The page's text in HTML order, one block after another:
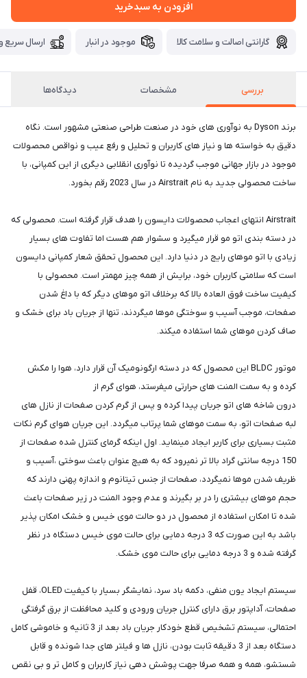
افزودن به سبدخرید
گارانتی اصالت و سلامت کالا موجود در انبار ارسال سریع
بررسی مشخصات دیدگاه‌ها
برند Dyson به نوآوری های خود در صنعت طراحی صنعتی مشهور است. نگاه
دقیق به خواسته ها و نیاز های کاربران و تحلیل و رفع عیب و نواقص محصولات
موجود در بازار جهانی موجب گردیده تا نوآوری انقلابی دیگری از این کمپانی، با
ساخت محصولی جدید به نام Airstrait در سال 2023 رقم بخورد.
Airstrait انتهای اعجاب محصولات دایسون را هدف قرار گرفته است. محصولی که
در دسته بندی اتو مو قرار میگیرد و سشوار هم هست اما تفاوت های بسیار
زیادی با اتو موهای رایج در دنیا دارد. این محصول تحقق شعار کمپانی دایسون
است که سلامتی کاربران خود، برایش از همه چیز مهمتر است. محصولی با
کیفیت ساخت فوق العاده بالا که برخلاف اتو موهای دیگر که با داغ شدن
صفحات، موجب آسیب و سوختگی موها میگردند، تنها از جریان باد برای خشک و
صاف کردن موهای شما استفاده میکند.
موتور BLDC این محصول که در دسته ارگونومیک آن قرار دارد، هوا را مکش
کرده و به سمت المنت های حرارتی میفرستد، هوای گرم از
درون شاخه های اتو جریان پیدا کرده و پس از گرم کردن صفحات از نازل های
لبه صفحات اتو، به سمت موهای شما پرتاب میگردد. این جریان هوای گرم نکات
مثبت بسیاری برای کاربر ایجاد مینماید. اول اینکه گرمای کنترل شده صفحات از
150 درجه سانتی گراد بالا تر نمیرود که به هیچ عنوان باعث سوختی ،آسیب و
ظریف شدن موها نمیگردد، صفحات از جنس تیتانوم و اندازه پهنی دارند که
حجم موهای بیشتری را در بر بگیرند و عدم وجود المنت در زیر صفحات باعث
شده تا امکان استفاده از محصول در دو حالت موی خیس و خشک امکان پذیر
باشد به این صورت که 3 درجه دمایی برای حالت موی خیس دستگاه در نظر
گرفته شده و 3 درجه دمایی برای حالت موی خشک.
سیستم ایجاد یون منفی، دکمه باد سرد، نمایشگر بسیار با کیفیت OLED، قفل
صفحات، آداپتور برق دارای کنترل جریان ورودی و کلید محافظت از برق گرفتگی
احتمالی، سیستم تشخیص قطع خودکار جریان باد بعد از 3 ثانیه و خاموشی کامل
دستگاه بعد از 3 دقیقه ثابت بودن، نازل ها و فیلتر های جدا شونده و قابل
شستشو، همه و همه صرفا جهت پوشش دهی نیاز کاربران و کامل تر و بی نقص